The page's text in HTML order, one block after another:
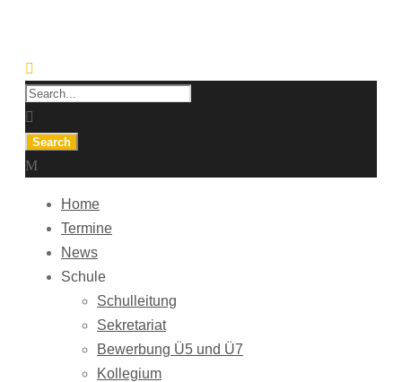
Home
Termine
News
Schule
Schulleitung
Sekretariat
Bewerbung Ü5 und Ü7
Kollegium